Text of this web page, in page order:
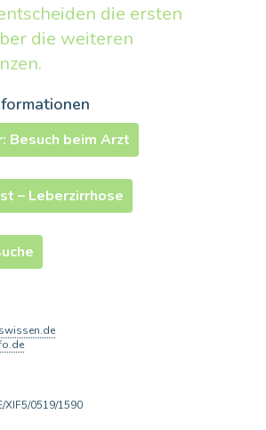
die ersten
die weiteren
Besuch beim Arzt
– Leberzirrhose
XIF5/0519/1590